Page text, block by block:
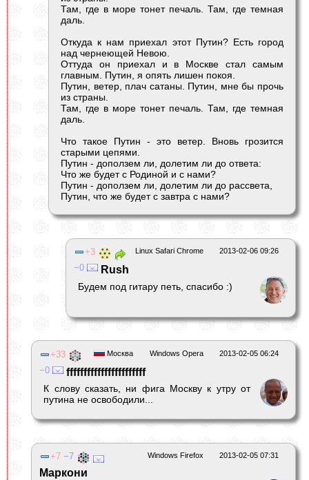
Там, где в море тонет печаль. Там, где темная
даль.
Откуда к нам приехал этот Путин? Есть город
над чернеющей Невою.
Оттуда он приехал и в Москве стал самым
главным. Путин, я опять лишен покоя.
Путин, ветер, плач сатаны. Путин, мне бы прочь
из страны.
Там, где в море тонет печаль. Там, где темная
даль.
Что такое Путин - это ветер. Вновь грозится
старыми цепями.
Путин - доползем ли, долетим ли до ответа:
Что же будет с Родиной и с нами?
Путин - доползем ли, долетим ли до рассвета,
Путин, что же будет с завтра с нами?
2013-02-06 09:26
Linux Safari Chrome
3
0
Rush
Будем под гитару петь, спасибо :)
2013-02-05 06:24
Windows Opera
Москва
33
0
fffffffffffffffffffffff
К слову сказать, ни фига Москву к утру от
путина не освободили...
2013-02-05 07:31
Windows Firefox
7 7
Маркони